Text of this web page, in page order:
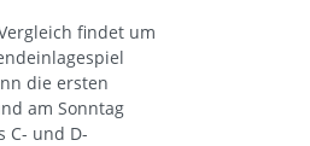
findet um
die ersten
am Sonntag
C- und D-